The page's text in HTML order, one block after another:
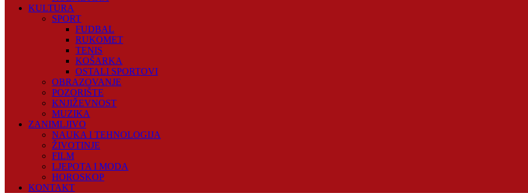
KULTURA
SPORT
FUDBAL
RUKOMET
TENIS
KOŠARKA
OSTALI SPORTOVI
OBRAZOVANJE
POZORIŠTE
KNJIŽEVNOST
MUZIKA
ZANIMLJIVO
NAUKA I TEHNOLOGIJA
ŽIVOTINJE
FILM
LJEPOTA I MODA
HOROSKOP
KONTAKT